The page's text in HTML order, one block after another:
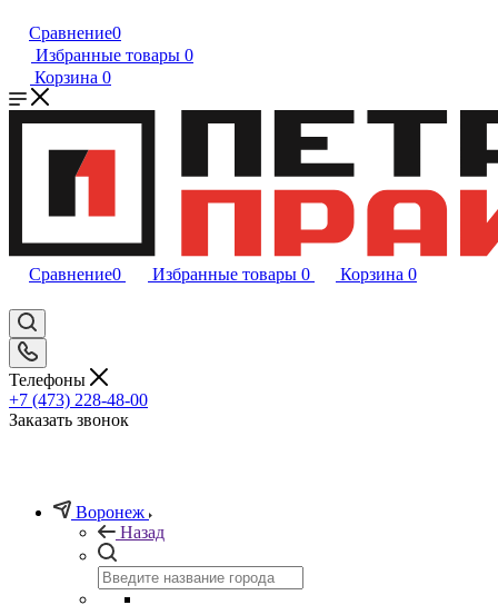
Сравнение0
Избранные товары 0
Корзина 0
Сравнение0 Избранные товары 0 Корзина 0
Телефоны
+7 (473) 228-48-00
Заказать звонок
Воронеж
Назад